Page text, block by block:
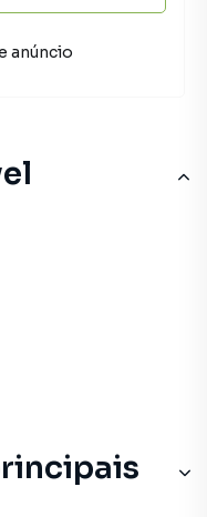
anúncio